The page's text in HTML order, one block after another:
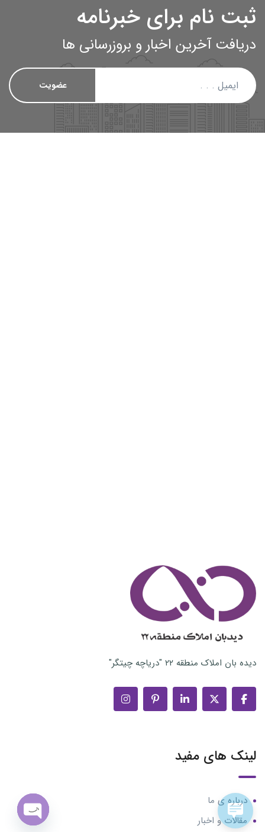
ثبت نام برای خبرنامه
دریافت آخرین اخبار و بروزرسانی ها
دیده بان املاک منطقه ۲۲ "دریاچه چیتگر"
لینک های مفید
درباره ی ما
مقالات و اخبار